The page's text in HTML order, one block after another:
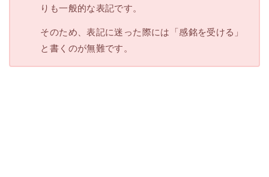
りも一般的な表記です。
そのため、表記に迷った際には「感銘を受ける」
と書くのが無難です。